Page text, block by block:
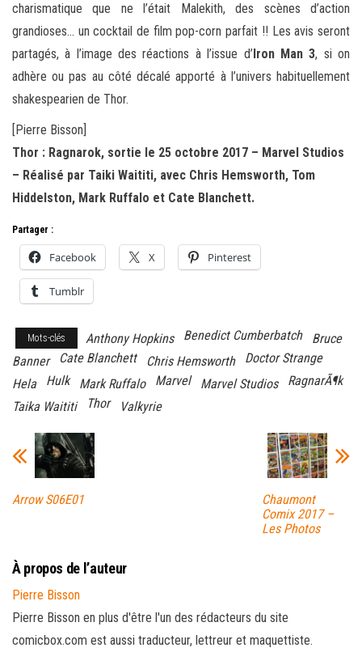
charismatique que ne l’était Malekith, des scènes d’action
grandioses… un cocktail de film pop-corn parfait !! Les avis seront
partagés, à l’image des réactions à l’issue d’ Iron Man 3, si on
adhère ou pas au côté décalé apporté à l’univers habituellement
shakespearien de Thor.
[Pierre Bisson]
Thor : Ragnarok, sortie le 25 octobre 2017 – Marvel Studios
– Réalisé par Taiki Waititi, avec Chris Hemsworth, Tom
Hiddelston, Mark Ruffalo et Cate Blanchett.
Partager :
Facebook X Pinterest
Tumblr
Mots-clés Anthony Hopkins Benedict Cumberbatch
Bruce
Banner
Cate Blanchett Chris Hemsworth
Doctor Strange
Hela
Hulk Mark Ruffalo Marvel Marvel Studios
RagnarÃ¶k
Taika Waititi
Thor Valkyrie
Arrow S06E01
Chaumont
Comix 2017 –
Les Photos
À propos de l’auteur
Pierre Bisson
Pierre Bisson en plus d'être l'un des rédacteurs du site
comicbox.com est aussi traducteur, lettreur et maquettiste.